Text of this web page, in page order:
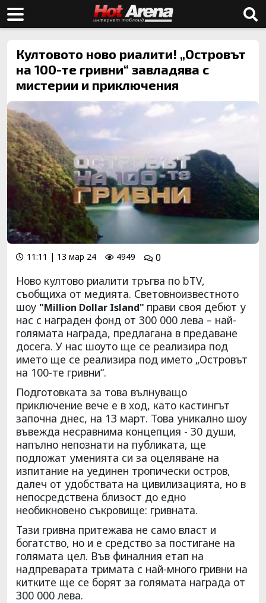
Култовото ново риалити! „Островът
на 100-те гривни“ завладява с
мистерии и приключения
11:11 | 13 мар 24 4949 0
Ново култово риалити тръгва по bTV,
съобщиха от медията. Световноизвестното
шоу "Million Dollar Island" прави своя дебют у
нас с награден фонд от 300 000 лева – най-
голямата награда, предлагана в предаване
досега. У нас шоуто ще се реализира под
името ще се реализира под името „Островът
на 100-те гривни“.
Подготовката за това вълнуващо
приключение вече е в ход, като кастингът
започна днес, на 13 март. Това уникално шоу
въвежда несравнима концепция - 30 души,
напълно непознати на публиката, ще
подложат уменията си за оцеляване на
изпитание на уединен тропически остров,
далеч от удобствата на цивилизацията, но в
непосредствена близост до едно
необикновено съкровище: гривната.
Тази гривна притежава не само власт и
богатство, но и е средство за постигане на
голямата цел. Във финалния етап на
надпреварата тримата с най-много гривни на
китките ще се борят за голямата награда от
300 000 лева.